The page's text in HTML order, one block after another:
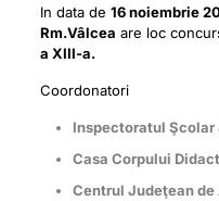
In data de 16 noiembrie
Rm.Vâlcea are loc
a XIII-a.
Coordonatori
Inspectoratul Şcolar
Casa Corpului
Centrul Judeţean